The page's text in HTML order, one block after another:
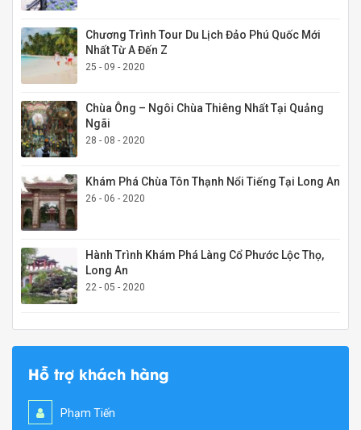
Chương Trình Tour Du Lịch Đảo Phú Quốc Mới
Nhất Từ A Đến Z
25 - 09 - 2020
Chùa Ông – Ngôi Chùa Thiêng Nhất Tại Quảng
Ngãi
28 - 08 - 2020
Khám Phá Chùa Tôn Thạnh Nổi Tiếng Tại Long An
26 - 06 - 2020
Hành Trình Khám Phá Làng Cổ Phước Lộc Thọ,
Long An
22 - 05 - 2020
Hỗ trợ khách hàng
Phạm Tiến